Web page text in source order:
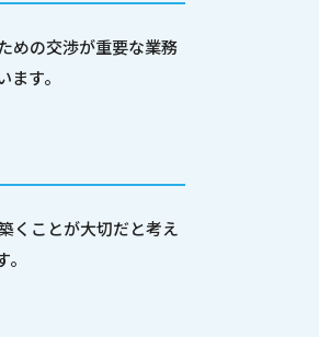
めの交渉が重要な業務
す。
くことが大切だと考え